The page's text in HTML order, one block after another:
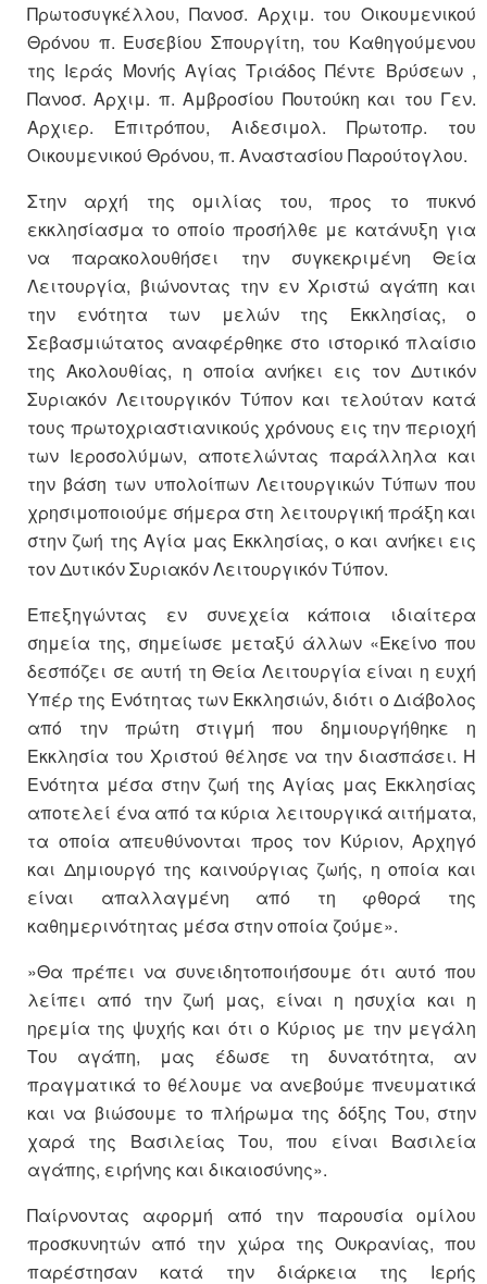
Πρωτοσυγκέλλου, Πανοσ. Αρχιμ. του Οικουμενικού
Θρόνου π. Ευσεβίου Σπουργίτη, του Καθηγούμενου
της Ιεράς Μονής Αγίας Τριάδος Πέντε Βρύσεων ,
Πανοσ. Αρχιμ. π. Αμβροσίου Πουτούκη και του Γεν.
Αρχιερ. Επιτρόπου, Αιδεσιμολ. Πρωτοπρ. του
Οικουμενικού Θρόνου, π. Αναστασίου Παρούτογλου.
Στην αρχή της ομιλίας του, προς το πυκνό
εκκλησίασμα το οποίο προσήλθε με κατάνυξη για
να παρακολουθήσει την συγκεκριμένη Θεία
Λειτουργία, βιώνοντας την εν Χριστώ αγάπη και
την ενότητα των μελών της Εκκλησίας, ο
Σεβασμιώτατος αναφέρθηκε στο ιστορικό πλαίσιο
της Ακολουθίας, η οποία ανήκει εις τον Δυτικόν
Συριακόν Λειτουργικόν Τύπον και τελούταν κατά
τους πρωτοχριαστιανικούς χρόνους εις την περιοχή
των Ιεροσολύμων, αποτελώντας παράλληλα και
την βάση των υπολοίπων Λειτουργικών Τύπων που
χρησιμοποιούμε σήμερα στη λειτουργική πράξη και
στην ζωή της Αγία μας Εκκλησίας, ο και ανήκει εις
τον Δυτικόν Συριακόν Λειτουργικόν Τύπον.
Επεξηγώντας εν συνεχεία κάποια ιδιαίτερα
σημεία της, σημείωσε μεταξύ άλλων «Εκείνο που
δεσπόζει σε αυτή τη Θεία Λειτουργία είναι η ευχή
Υπέρ της Ενότητας των Εκκλησιών, διότι ο Διάβολος
από την πρώτη στιγμή που δημιουργήθηκε η
Εκκλησία του Χριστού θέλησε να την διασπάσει. Η
Ενότητα μέσα στην ζωή της Αγίας μας Εκκλησίας
αποτελεί ένα από τα κύρια λειτουργικά αιτήματα,
τα οποία απευθύνονται προς τον Κύριον, Αρχηγό
και Δημιουργό της καινούργιας ζωής, η οποία και
είναι απαλλαγμένη από τη φθορά της
καθημερινότητας μέσα στην οποία ζούμε».
»Θα πρέπει να συνειδητοποιήσουμε ότι αυτό που
λείπει από την ζωή μας, είναι η ησυχία και η
ηρεμία της ψυχής και ότι ο Κύριος με την μεγάλη
Του αγάπη, μας έδωσε τη δυνατότητα, αν
πραγματικά το θέλουμε να ανεβούμε πνευματικά
και να βιώσουμε το πλήρωμα της δόξης Του, στην
χαρά της Βασιλείας Του, που είναι Βασιλεία
αγάπης, ειρήνης και δικαιοσύνης».
Παίρνοντας αφορμή από την παρουσία ομίλου
προσκυνητών από την χώρα της Ουκρανίας, που
παρέστησαν κατά την διάρκεια της Ιερής